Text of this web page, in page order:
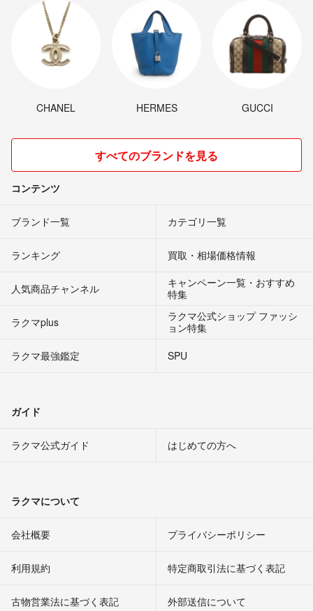
CHANEL HERMES GUCCI
すべてのブランドを見る
コンテンツ
ブランド一覧 カテゴリ一覧
ランキング 買取・相場価格情報
人気商品チャンネル
キャンペーン一覧・おすすめ
特集
ラクマplus
ラクマ公式ショップ ファッシ
ョン特集
ラクマ最強鑑定
SPU
ガイド
ラクマ公式ガイド はじめての方へ
ラクマについて
会社概要 プライバシーポリシー
利用規約 特定商取引法に基づく表記
古物営業法に基づく表記 外部送信について